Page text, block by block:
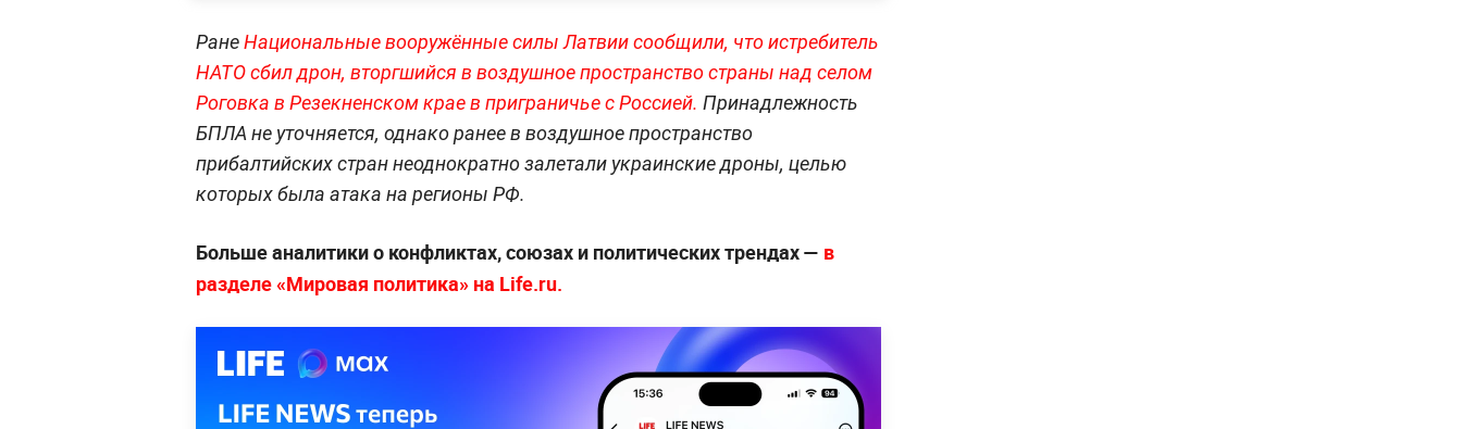
РанеНациональные вооружённые силы Латвии сообщили, что истребитель
НАТО сбил дрон, вторгшийся в воздушное пространство страны над селом
Роговка в Резекненском крае в приграничье с Россией. Принадлежность
БПЛА не уточняется, однако ранее в воздушное пространство
прибалтийских стран неоднократно залетали украинские дроны, целью
которых была атака на регионы РФ.
Больше аналитики о конфликтах, союзах и политических трендах — в
разделе «Мировая политика» на Life.ru.